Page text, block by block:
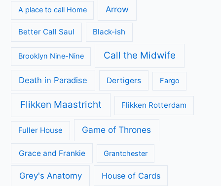
A place to call Home Arrow
Better Call Saul Black-ish
Brooklyn Nine-Nine Call the Midwife
Death in Paradise Dertigers Fargo
Flikken Maastricht Flikken Rotterdam
Fuller House Game of Thrones
Grace and Frankie Grantchester
Grey's Anatomy House of Cards